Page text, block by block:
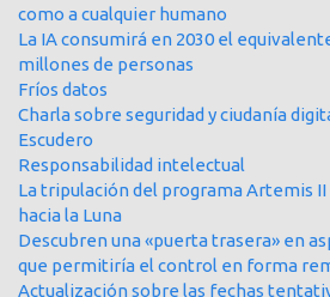
como a cualquier humano
La IA consumirá en 2030 el
millones de personas
Fríos datos
Charla sobre seguridad y ciudanía
Escudero
Responsabilidad intelectual
La tripulación del programa Artemis II
hacia la Luna
Descubren una «puerta trasera» en
que permitiría el control en forma
Actualización sobre las fechas